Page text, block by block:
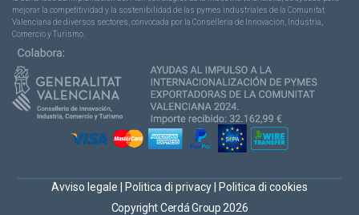
mejorar la competitividad y la sostenibilidad de las pymes industriales de la Comunitat
Valenciana de diversos sectores, convocada por la Conselleria de Innovación, Industria,
Comercio y Turismo.
Copyright Cerdá Group 2026
Avviso legale Politica di privacy Politica di cookies